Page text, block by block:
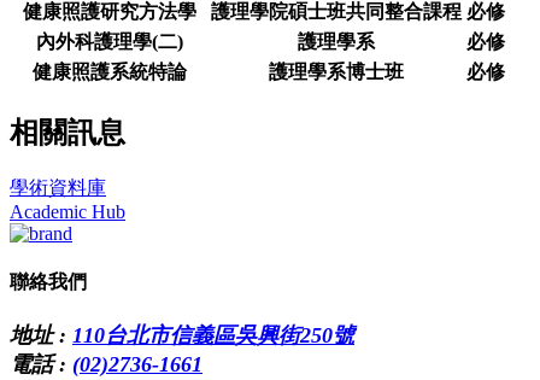
健康照護研究方法學
護理學院碩士班共同整合課程 必修
內外科護理學(二)
護理學系
必修
健康照護系統特論
護理學系博士班 必修
相關訊息
學術資料庫
Academic Hub
聯絡我們
地址 : 110台北市信義區吳興街250號
電話 : (02)2736-1661